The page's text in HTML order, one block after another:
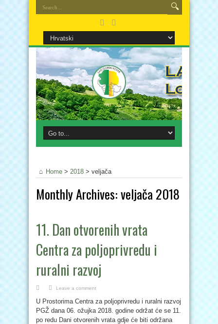
Home > 2018 > veljača
Monthly Archives:veljača 2018
11. Dan otvorenih vrata
Centra za poljoprivredu i
ruralni razvoj
Leave a comment
U Prostorima Centra za poljoprivredu i ruralni razvoj
PGŽ dana 06. ožujka 2018. godine održat će se 11.
po redu Dani otvorenih vrata gdje će biti održana